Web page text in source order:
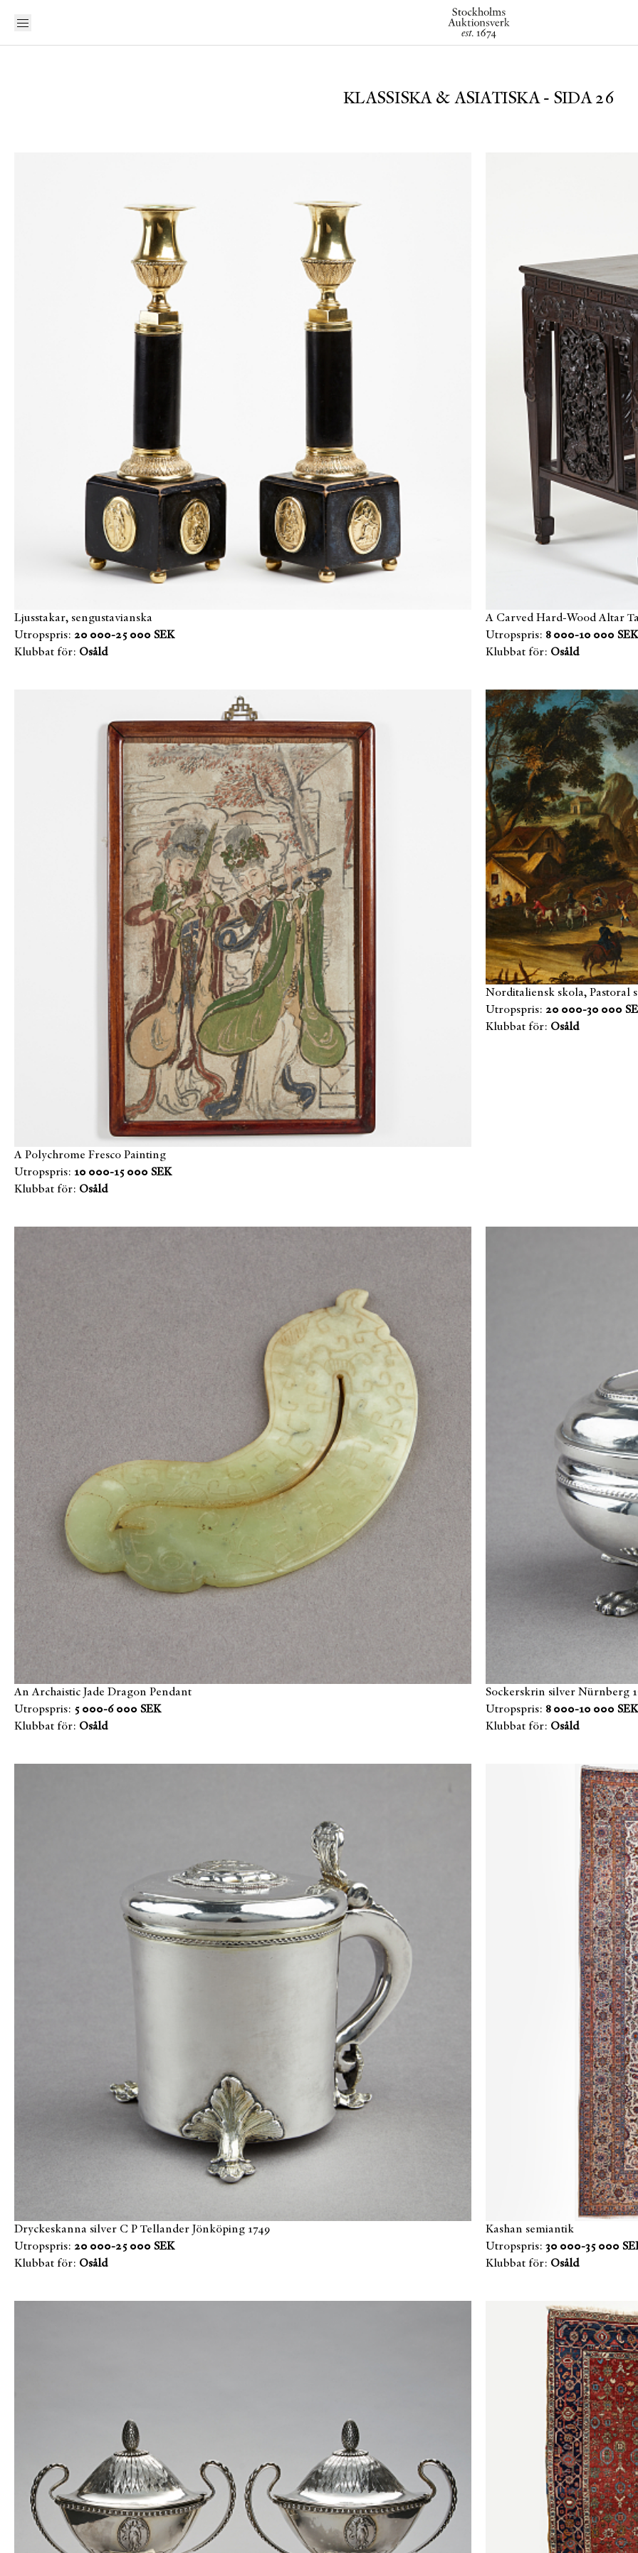
KLASSISKA & ASIATISKA - SIDA 26
Ljusstakar, sengustavianska
Utropspris: 20 000-25 000 SEK
Klubbat för: Osåld
A Carved Hard-Wood Altar
Utropspris: 8 000-10 000 SEK
Klubbat för: Osåld
A Polychrome Fresco Painting
Utropspris: 10 000-15 000 SEK
Klubbat för: Osåld
Norditaliensk skola, Pastoral
Utropspris: 20 000-30 000
Klubbat för: Osåld
An Archaistic Jade Dragon Pendant
Utropspris: 5 000-6 000 SEK
Klubbat för: Osåld
Sockerskrin silver Nürnberg
Utropspris: 8 000-10 000 SEK
Klubbat för: Osåld
Dryckeskanna silver C P Tellander Jönköping 1749
Utropspris: 20 000-25 000 SEK
Klubbat för: Osåld
Kashan semiantik
Utropspris: 30 000-35 000
Klubbat för: Osåld